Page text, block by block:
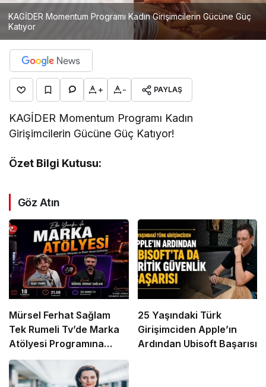
KAGİDER Momentum Programı Kadın Girişimcilerin Gücüne Güç
Katıyor
+ - PAYLAŞ
KAGİDER Momentum Programı Kadın
Girişimcilerin Gücüne Güç Katıyor!
Özet Bilgi Kutusu:
Göz Atın
Mürsel Ferhat Sağlam
Tek Rumeli Tv’de Marka
Atölyesi Programına
Konuk Oldu
25 Yaşındaki Türk
Girişimciden Apple’ın
Ardından Ubisoft Başarısı